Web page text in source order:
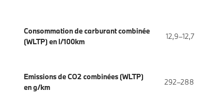
Consommation de carburant combinée
(WLTP) en l/100km
12,9–12,7
Emissions de CO2 combinées (WLTP)
en g/km
292–288